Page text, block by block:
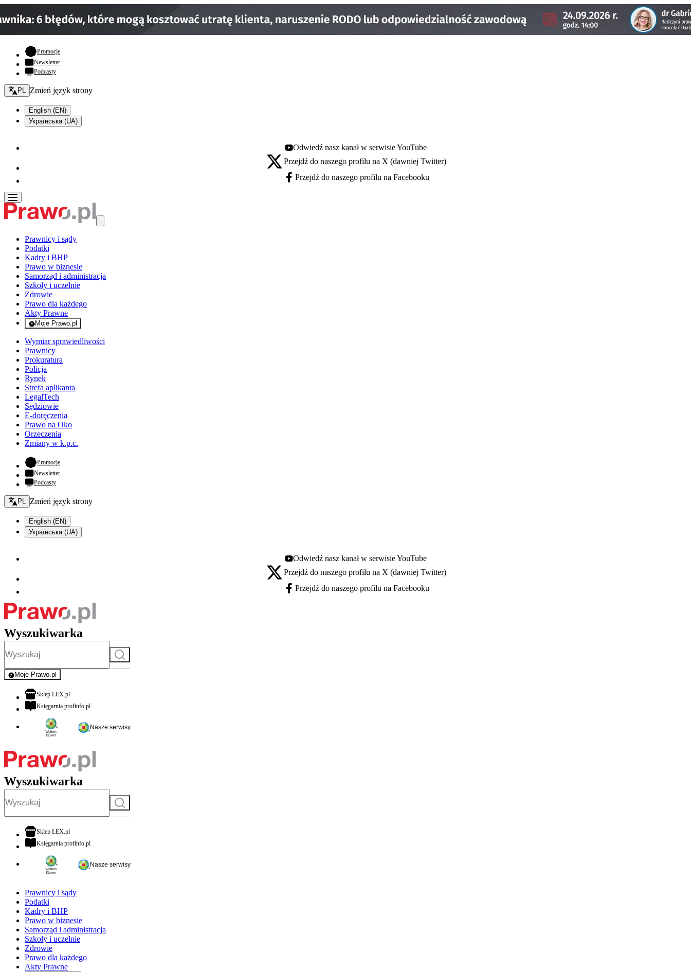
Promocje- otwiera się w nowej karcie
Newsletter
Podcasty
Zmień język - bieżący:
PL Zmień język strony
English (EN)
Українська (UA)
Youtube - otwiera się w nowej karcie
Odwiedź nasz kanał w serwisie YouTube
X - otwiera się w nowej karcie
Przejdź do naszego profilu na X (dawniej Twitter)
Facebook - otwiera się w nowej karcie
Przejdź do naszego profilu na Facebooku
Prawnicy i sądy
Podatki
Kadry i BHP
Prawo w biznesie
Samorząd i administracja
Szkoły i uczelnie
Zdrowie
Prawo dla każdego
Akty Prawne
Moje Prawo.pl
- rejestracja i logowanie do serwisu
Wymiar sprawiedliwości
Prawnicy
Prokuratura
Policja
Rynek
Strefa aplikanta
LegalTech
Sędziowie
E-doręczenia
Prawo na Oko
Orzeczenia
Zmiany w k.p.c.
Promocje- otwiera się w nowej karcie
Newsletter
Podcasty
Zmień język - bieżący:
PL Zmień język strony
English (EN)
Українська (UA)
Youtube - otwiera się w nowej karcie
Odwiedź nasz kanał w serwisie YouTube
X - otwiera się w nowej karcie
Przejdź do naszego profilu na X (dawniej Twitter)
Facebook - otwiera się w nowej karcie
Przejdź do naszego profilu na Facebooku
Wyszukiwarka
Szukaj
Moje Prawo.pl
- rejestracja i logowanie do serwisu
Sklep LEX.plotwiera się w nowej karcie
Księgarnia profinfo.plotwiera się w nowej karcie
Nasze serwisy
Wyszukiwarka
Szukaj
Sklep LEX.plotwiera się w nowej karcie
Księgarnia profinfo.plotwiera się w nowej karcie
Nasze serwisy
Prawnicy i sądy
Podatki
Kadry i BHP
Prawo w biznesie
Samorząd i administracja
Szkoły i uczelnie
Zdrowie
Prawo dla każdego
Akty Prawne